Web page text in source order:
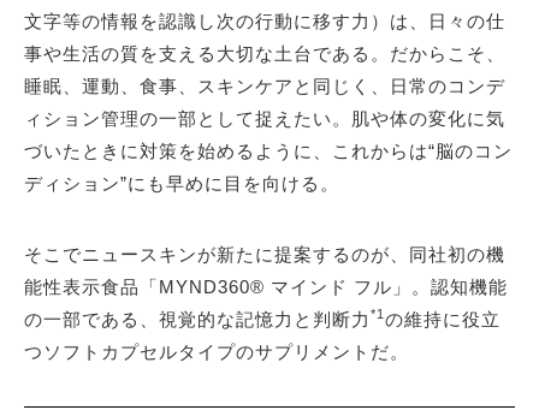
文字等の情報を認識し次の行動に移す力）は、日々の仕
事や生活の質を支える大切な土台である。だからこそ、
睡眠、運動、食事、スキンケアと同じく、日常のコンデ
ィション管理の一部として捉えたい。肌や体の変化に気
づいたときに対策を始めるように、これからは“脳のコン
ディション”にも早めに目を向ける。
そこでニュースキンが新たに提案するのが、同社初の機
能性表示食品「MYND360® マインド フル」。認知機能
の一部である、視覚的な記憶力と判断力 *1 の維持に役立
つソフトカプセルタイプのサプリメントだ。